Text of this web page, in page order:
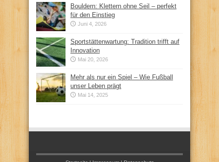
Bouldern: Klettern ohne Seil – perfekt
für den Einstieg
Juni 4, 2026
Sportstättenwartung: Tradition trifft auf
Innovation
Mai 20, 2026
Mehr als nur ein Spiel – Wie Fußball
unser Leben prägt
Mai 14, 2025